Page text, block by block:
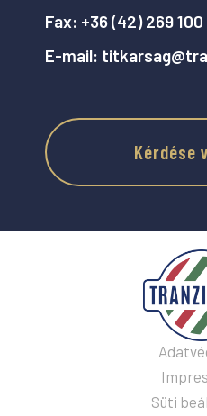
Fax: +36 (42) 269 100
E-mail:
Kérdése
Süti